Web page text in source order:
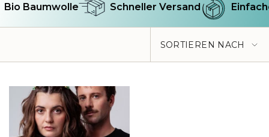
Bio Baumwolle Schneller Versand
Sortieren
nach
SORTIEREN NACH